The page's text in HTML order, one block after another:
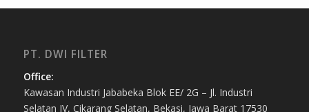
PT. DWI FILTER
Office:
Kawasan Industri Jababeka Blok EE/ 2G – Jl. Industri
Selatan IV, Cikarang Selatan, Bekasi, Jawa Barat 17530